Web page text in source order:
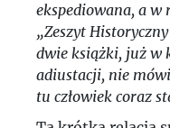
ekspediowana, a w
„Zeszyt
dwie książki, już w
adiustacji, nie
tu człowiek coraz